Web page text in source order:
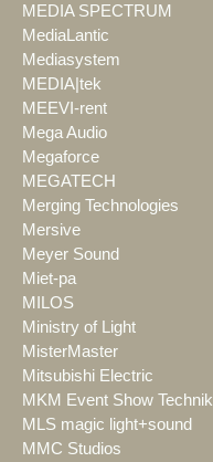
MEDIA SPECTRUM
MediaLantic
Mediasystem
MEDIA|tek
MEEVI-rent
Mega Audio
Megaforce
MEGATECH
Merging Technologies
Mersive
Meyer Sound
Miet-pa
MILOS
Ministry of Light
MisterMaster
Mitsubishi Electric
MKM Event Show Technik
MLS magic light+sound
MMC Studios